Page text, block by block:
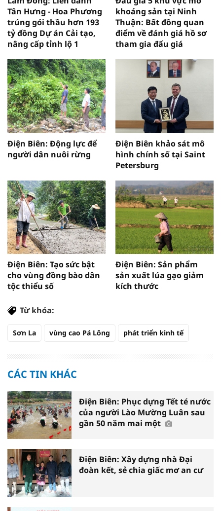
Tân Hưng - Hoa Phương
trúng gói thầu hơn 193
tỷ đồng Dự án Cải tạo,
nâng cấp tỉnh lộ 1
khoáng sản tại Ninh
Thuận: Bất đồng quan
điểm về đánh giá hồ sơ
tham gia đấu giá
Điện Biên: Động lực để
người dân nuôi rừng
Điện Biên khảo sát mô
hình chính số tại Saint
Petersburg
Điện Biên: Tạo sức bật
cho vùng đồng bào dân
tộc thiểu số
Điện Biên: Sản phẩm
sản xuất lúa gạo giảm
kích thước
Từ khóa:
Sơn La vùng cao Pá Lông phát triển kinh tế
CÁC TIN KHÁC
Điện Biên: Phục dựng Tết té nước
của người Lào Mường Luân sau
gần 50 năm mai một
Điện Biên: Xây dựng nhà Đại
đoàn kết, sẻ chia giấc mơ an cư